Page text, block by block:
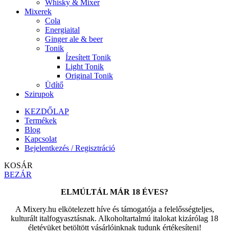
Whisky & Mixer
Mixerek
Cola
Energiaital
Ginger ale & beer
Tonik
Ízesített Tonik
Light Tonik
Original Tonik
Üdítő
Szirupok
KEZDŐLAP
Termékek
Blog
Kapcsolat
Bejelentkezés / Regisztráció
KOSÁR
BEZÁR
ELMÚLTÁL MÁR 18 ÉVES?
A Mixery.hu elkötelezett híve és támogatója a felelősségteljes,
kulturált italfogyasztásnak. Alkoholtartalmú italokat kizárólag 18
életévüket betöltött vásárlóinknak tudunk értékesíteni!